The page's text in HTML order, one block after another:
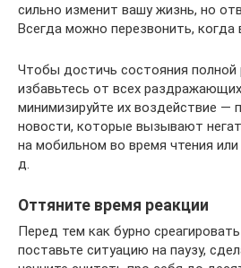
сильно изменит вашу жизнь, но
Всегда можно перезвонить, когда
Чтобы достичь состояния полной
избавьтесь от всех
минимизируйте их воздействие —
новости, которые вызывают
на мобильном во время чтения
д.
Оттяните время реакции
Перед тем как бурно
поставьте ситуацию на паузу,